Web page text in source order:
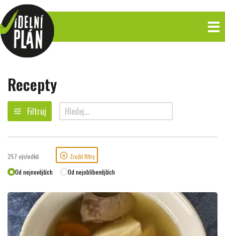
Recepty
tune Filtruj
257 výsledků highlight_off Zrušit filtry
Od nejnovějších
Od nejoblíbenějších